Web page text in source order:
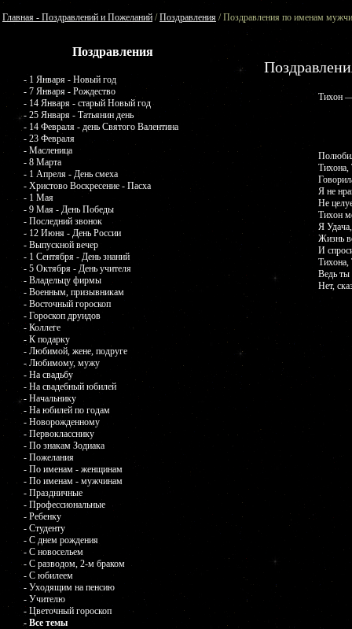
Главная - Поздравлений и Пожеланий /Поздравления / Поздравления по именам
Поздравления
- 1 Января - Новый год
- 7 Января - Рождество
- 14 Января - старый Новый год
- 25 Января - Татьянин день
- 14 Февраля - день Святого Валентина
- 23 Февраля
- Масленица
- 8 Марта
- 1 Апреля - День смеха
- Христово Воскресение - Пасха
- 1 Мая
- 9 Мая - День Победы
- Последний звонок
- 12 Июня - День России
- Выпускной вечер
- 1 Сентября - День знаний
- 5 Октября - День учителя
- Владельцу фирмы
- Военным, призывникам
- Восточный гороскоп
- Гороскоп друидов
- Коллеге
- К подарку
- Любимой, жене, подруге
- Любимому, мужу
- На свадьбу
- На свадебный юбилей
- Начальнику
- На юбилей по годам
- Новорожденному
- Первокласснику
- По знакам Зодиака
- Пожелания
- По именам - женщинам
- По именам - мужчинам
- Праздничные
- Профессиональные
- Ребенку
- Студенту
- С днем рождения
- С новосельем
- С разводом, 2-м браком
- С юбилеем
- Уходящим на пенсию
- Учителю
- Цветочный гороскоп
- Все темы
Тихон
Тихона,
Я не
Не
Тихон
Я
Жизнь
И
Тихона,
Ведь
Нет,